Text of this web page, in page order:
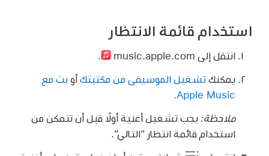
استخدام قائمة الانتظار
انتقل إلى music.apple.com .
يمكنكتشغيل الموسيقى من مكتبتك أوبث مع
Apple Music
ملاحظة: يجب تشغيل أغنية أولًا قبل أن تتمكن من
استخدام قائمة انتظار "التالي".